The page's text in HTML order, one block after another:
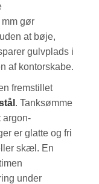
gør
at bøje,
gulvplads i
af ​​kontorskabe.
fremstillet
. Tanksømme
argon-
er glatte og fri
skæl. En
under